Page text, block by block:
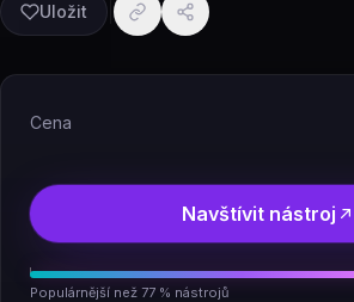
Uložit
Cena
Navštívit nástroj
Populárnější než 77 % nástrojů